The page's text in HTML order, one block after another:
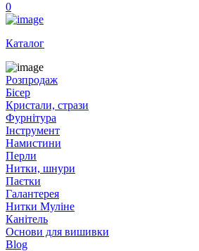
0
Каталог
Розпродаж
Бісер
Кристали, стрази
Фурнітура
Інструмент
Намистини
Перли
Нитки, шнури
Паєтки
Галантерея
Нитки Муліне
Канітель
Основи для вишивки
Blog